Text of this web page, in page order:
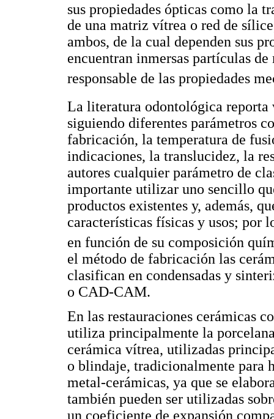
sus propiedades ópticas como la
de una matriz vítrea o red de
ambos, de la cual dependen sus
encuentran inmersas partículas
responsable de las propiedades
La literatura odontológica reporta
siguiendo diferentes parámetros
fabricación, la temperatura de
indicaciones, la translucidez, la
autores cualquier parámetro de
importante utilizar uno sencillo
productos existentes y, además,
características físicas y usos; por
en función de su composición
el método de fabricación las
clasifican en condensadas y
o CAD-CAM.
En las restauraciones cerámicas
utiliza principalmente la
cerámica vítrea, utilizadas
o blindaje, tradicionalmente para
metal-cerámicas, ya que se
también pueden ser utilizadas
un coeficiente de expansión